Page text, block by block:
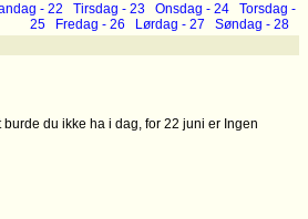
- 22 Tirsdag - 23 Onsdag - 24
Torsdag -
25
Fredag - 26 Lørdag - 27 Søndag - 28
burde du ikke ha i dag, for 22 juni er Ingen